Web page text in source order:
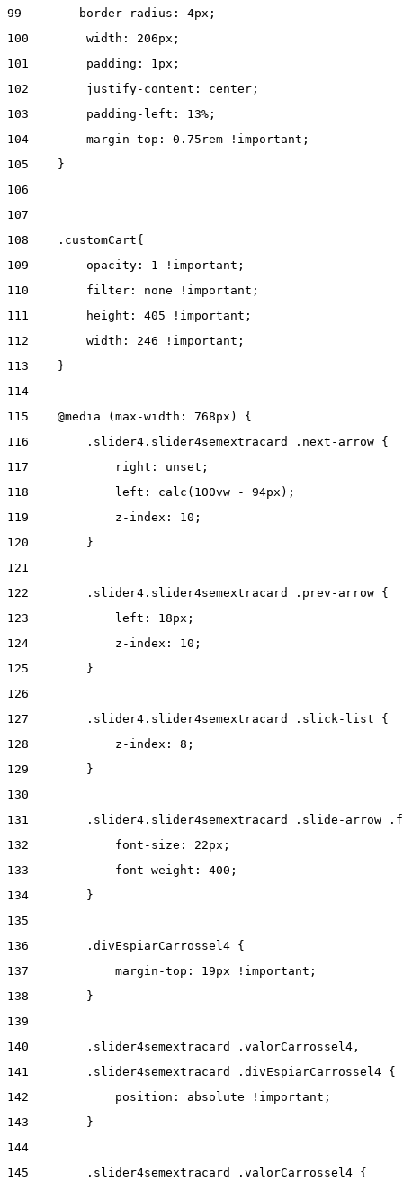
99
        border-radius: 4px;
100
        width: 206px;
101
        padding: 1px;
102
        justify-content: center;
103
        padding-left: 13%;
104
        margin-top: 0.75rem !important;
105
    }
106
107
108
    .customCart{
109
        opacity: 1 !important;
110
        filter: none !important;
111
        height: 405 !important;
112
        width: 246 !important;
113
    }
114
115
    @media (max-width: 768px) {
116
        .slider4.slider4semextracard .next-arrow {
117
            right: unset;
118
            left: calc(100vw - 94px);
119
            z-index: 10;
120
        }
121
122
        .slider4.slider4semextracard .prev-arrow {
123
            left: 18px;
124
            z-index: 10;
125
        }
126
127
        .slider4.slider4semextracard .slick-list {
128
            z-index: 8;
129
        }
130
131
.slider4.slider4semextracard .slide-arrow
132
            font-size: 22px;
133
            font-weight: 400;
134
        }
135
136
        .divEspiarCarrossel4 {
137
            margin-top: 19px !important;
138
        }
139
140
        .slider4semextracard .valorCarrossel4,
141
        .slider4semextracard .divEspiarCarrossel4 {
142
            position: absolute !important;
143
        }
144
145
        .slider4semextracard .valorCarrossel4 {